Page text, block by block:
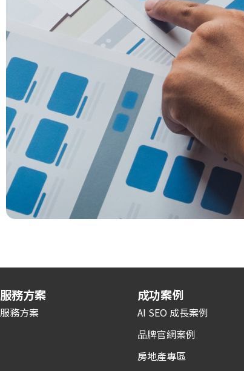
服務方案
服務方案
成功案例
AI SEO 成長案例
品牌官網案例
房地產專區